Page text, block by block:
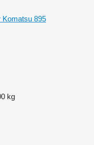
Komatsu 895
kg